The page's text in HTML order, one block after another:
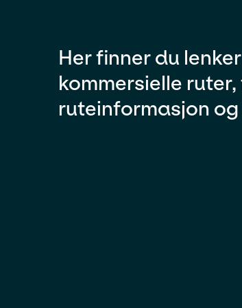
Her finner du
kommersielle
ruteinformasjon